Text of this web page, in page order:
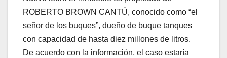
ROBERTO BROWN CANTÚ, conocido como “el
señor de los buques”, dueño de buque tanques
con capacidad de hasta diez millones de litros.
De acuerdo con la información, el caso estaría